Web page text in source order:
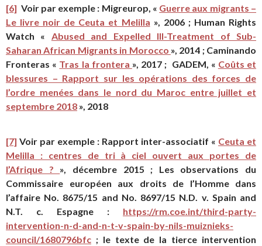
[6] Voir par exemple : Migreurop, « Guerre aux migrants –
Le livre noir de Ceuta et Melilla », 2006 ; Human Rights
Watch « Abused and Expelled Ill-Treatment of Sub-
Saharan African Migrants in Morocco », 2014 ; Caminando
Fronteras « Tras la frontera », 2017 ; GADEM, « Coûts et
blessures – Rapport sur les opérations des forces de
l’ordre menées dans le nord du Maroc entre juillet et
septembre 2018 », 2018
[7] Voir par exemple : Rapport inter-associatif « Ceuta et
Melilla : centres de tri à ciel ouvert aux portes de
l’Afrique ? », décembre 2015 ; Les observations du
Commissaire européen aux droits de l’Homme dans
l’affaire No. 8675/15 and No. 8697/15 N.D. v. Spain and
N.T. c. Espagne : https://rm.coe.int/third-party-
intervention-n-d-and-n-t-v-spain-by-nils-muiznieks-
council/1680796bfc ; le texte de la tierce intervention